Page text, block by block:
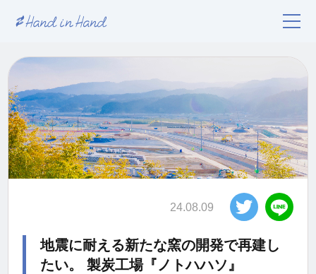
24.08.09
地震に耐える新たな窯の開発で再建し
たい。 製炭工場『ノトハハソ』